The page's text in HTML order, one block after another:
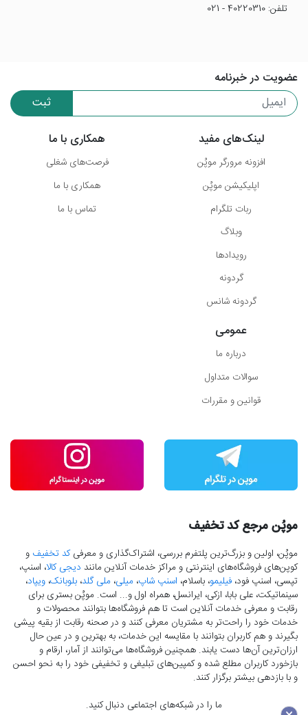
تلفن: 40220310 - 021
عضویت در خبرنامه
ثبت
لینک‌های مفید
افزونه مرورگر موپُن
اپلیکیشن موپُن
ربات تلگرام
وبلاگ
رویدادها
گردونه
گردونه شانس
همکاری با ما
فرصت‌های شغلی
همکاری با ما
تماس با ما
عمومی
درباره ما
سوالات متداول
قوانین و مقررات
موپُن مرجع کد تخفیف
موپُن، اولین و بزرگ‌ترین پلتفرم بررسی، اشتراک‌گذاری و معرفیکد تخفیف و
کوپن‌های فروشگاه‌های اینترنتی و مراکز خدمات آنلاین مانند دیجی کالا، اسنپ،
تپسی، اسنپ فود، فیلیمو، باسلام، اسنپ شاپ، میلی، ملی گلد، بلوبانک، ویپاد،
سینماتیکت، علی بابا، ازکی، ایرانسل، همراه اول و... است. موپُن بستری برای
رقابت و معرفی خدمات آنلاین است تا هم فروشگاه‌ها بتوانند محصولات و
خدمات خود را راحت‌تر به مشتریان معرفی کنند و در صحنه رقابت از بقیه پیشی
بگیرند و هم کاربران بتوانند با مقایسه این خدمات، به بهترین و در عین حال
ارزان‌ترین آن‌ها دست‌ یابند. همچنین فروشگاه‌ها می‌توانند از آمار، ارقام و
بازخورد کاربران مطلع شده و کمپین‌های تبلیغی و تخفیفی خود را به نحو احسن
و با بازدهی بیشتر برگزار کنند.
ما را در شبکه‌های اجتماعی دنبال کنید.